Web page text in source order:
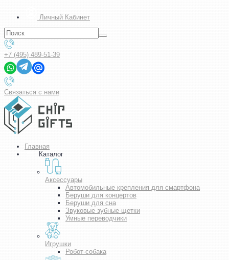
Личный Кабинет
+7 (495) 489-51-39
Связаться с нами
Главная
Каталог
Аксессуары
Автомобильные крепления для смартфона
Беруши для концертов
Беруши для сна
Звуковые зубные щетки
Умные переводчики
Игрушки
Робот-собака